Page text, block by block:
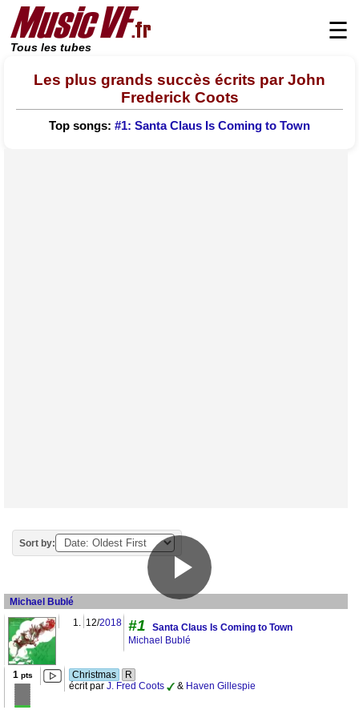
Tous les tubes
☰
Les plus grands succès écrits par John
Frederick Coots
Top songs: #1: Santa Claus Is Coming to Town
Sort by:
Michael Bublé
1. 12/2018 #1
Santa Claus Is Coming to Town
Michael Bublé
1 pts Christmas
R
écrit par J. Fred Coots & Haven Gillespie